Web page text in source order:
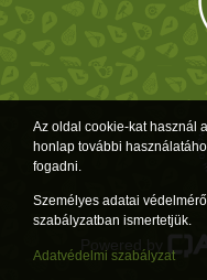
Az oldal cookie-kat használ
honlap további
fogadni.
Személyes adatai
szabályzatban ismertetjük.
Adatvédelmi szabályzat